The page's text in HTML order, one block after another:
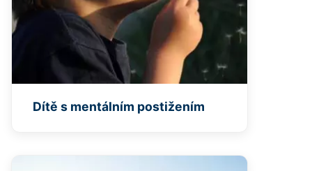
Dítě s mentálním postižením